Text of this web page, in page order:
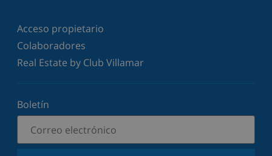
Acceso propietario
Colaboradores
Real Estate by Club Villamar
Boletín